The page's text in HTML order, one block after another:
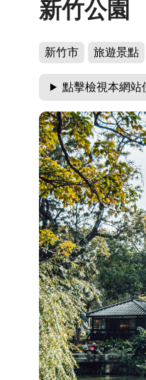
新竹公園
新竹市 旅遊景點
點擊檢視本網站